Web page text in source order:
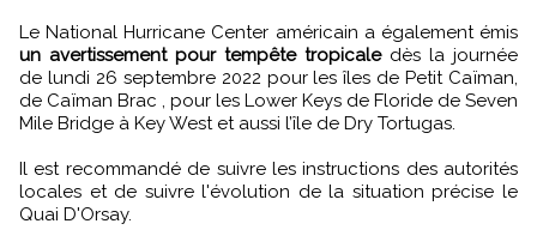
Le National Hurricane Center américain a également émis
un avertissement pour tempête tropicale dès la journée
de lundi 26 septembre 2022 pour les îles de Petit Caïman,
de Caïman Brac , pour les Lower Keys de Floride de Seven
Mile Bridge à Key West et aussi l’île de Dry Tortugas.
Il est recommandé de suivre les instructions des autorités
locales et de suivre l'évolution de la situation précise le
Quai D'Orsay.